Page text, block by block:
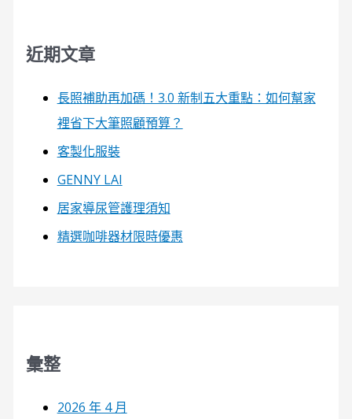
近期文章
長照補助再加碼！3.0 新制五大重點：如何幫家
裡省下大筆照顧預算？
客製化服裝
GENNY LAI
居家導尿管護理須知
精選咖啡器材限時優惠
彙整
2026 年 4 月